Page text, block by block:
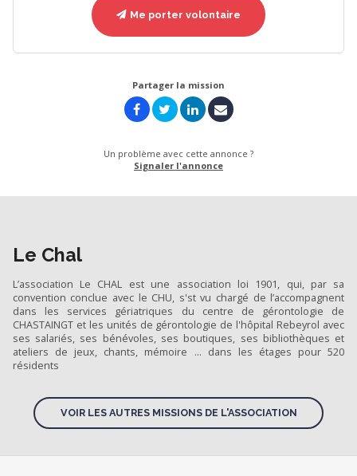
Me porter volontaire
Partager la mission
Un problème avec cette annonce ?
Signaler l'annonce
Le Chal
L’association Le CHAL est une association loi 1901, qui, par sa
convention conclue avec le CHU, s'st vu chargé de l’accompagnent
dans les services gériatriques du centre de gérontologie de
CHASTAINGT et les unités de gérontologie de l'hôpital Rebeyrol avec
ses salariés, ses bénévoles, ses boutiques, ses bibliothèques et
ateliers de jeux, chants, mémoire ... dans les étages pour 520
résidents
VOIR LES AUTRES MISSIONS DE L'ASSOCIATION